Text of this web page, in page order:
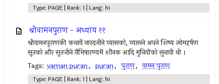
Type: PAGE | Rank: 1 | Lang: hi
श्रीवामनपुराण - अध्याय ११
श्रीवामनपुराणकी कथायें नारदजीने व्यासको, व्यासने अपने शिष्य लोमहर्षण
सूतको और सूतजीने नैमिषारण्यमें शौनक आदि मुनियोंको सुनायी थी ।
Tags: vaman puran, puran, पुराण, वामन पुराण
Type: PAGE | Rank: 1 | Lang: hi